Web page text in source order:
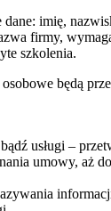
dane: imię,
firmy,
szkolenia.
będą
usługi –
umowy, aż